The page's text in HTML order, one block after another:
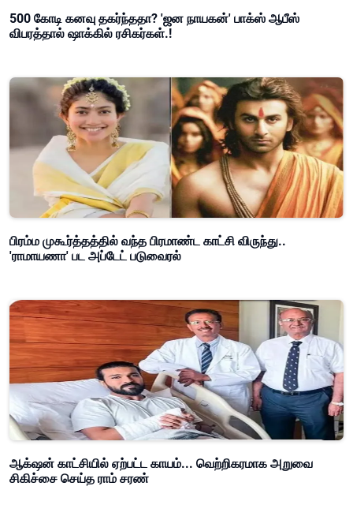
500 கோடி கனவு தகர்ந்ததா? 'ஜன நாயகன்' பாக்ஸ் ஆபீஸ்
விபரத்தால் ஷாக்கில் ரசிகர்கள்.!
பிரம்ம முகூர்த்தத்தில் வந்த பிரமாண்ட காட்சி விருந்து..
'ராமாயணா' பட அப்டேட் படுவைரல்
ஆக்‌ஷன் காட்சியில் ஏற்பட்ட காயம்... வெற்றிகரமாக அறுவை
சிகிச்சை செய்த ராம் சரண்